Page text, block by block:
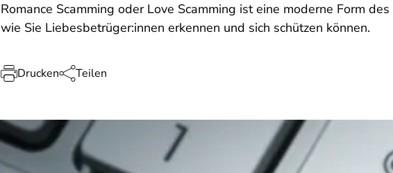
Romance Scamming oder Love Scamming ist eine moderne Form
wie Sie Liebesbetrüger:innen erkennen und sich schützen können.
Drucken Teilen